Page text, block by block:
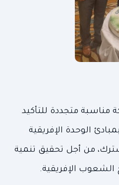
متجددة للتأكيد
الوحدة الإفريقية
من أجل تحقيق تنمية
الإفريقية.